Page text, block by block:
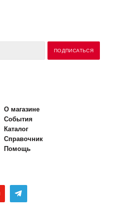
О магазине
События
Каталог
Справочник
Помощь